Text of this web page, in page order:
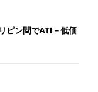
ピン間でATI－低価